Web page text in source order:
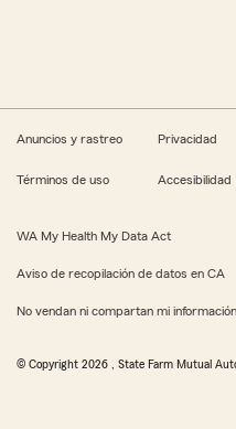
Anuncios y rastreo Privacidad
Términos de uso Accesibilidad
WA My Health My Data Act
Aviso de recopilación de datos en CA
No vendan ni compartan mi
© Copyright 2026 , State Farm Mutual